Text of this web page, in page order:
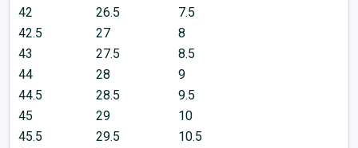
42
26.5
7.5
42.5
27
8
43
27.5
8.5
44
28
9
44.5
28.5
9.5
45
29
10
45.5
29.5
10.5